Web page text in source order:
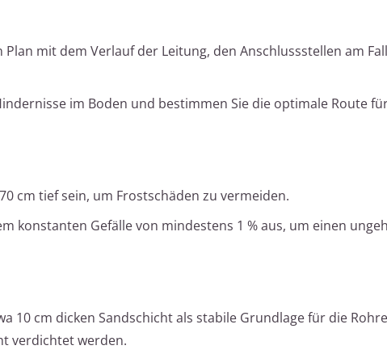
mit dem Verlauf der Leitung, den Anschlussstellen am
im Boden und bestimmen Sie die optimale Route
cm tief sein, um Frostschäden zu vermeiden.
konstanten Gefälle von mindestens 1 % aus, um einen
10 cm dicken Sandschicht als stabile Grundlage für die
verdichtet werden.